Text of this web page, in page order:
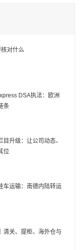
对什么
DSA执法：欧洲
条
升级：让公司动态、
位
车运输：南德内陆转运
清关、提柜、海外仓与